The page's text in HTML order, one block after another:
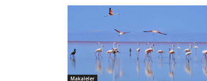
Makaleler